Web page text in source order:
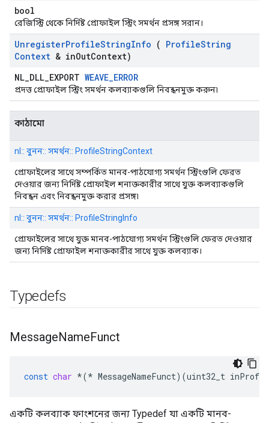
bool
রেজিস্ট্রি থেকে নির্দিষ্ট প্রোফাইল স্ট্রিং সমর্থন প্রসঙ্গ সরান।
UnregisterProfileStringInfo ( ProfileString
Context & inOutContext)
NL_DLL_EXPORT WEAVE_ERROR
প্রদত্ত প্রোফাইল স্ট্রিং সমর্থন কলব্যাকগুলি নিবন্ধনমুক্ত করুন৷
কাঠামো
nl:: বুনন:: সমর্থন:: ProfileStringContext
প্রোফাইলের সাথে সম্পর্কিত মানব-পাঠযোগ্য সমর্থন স্ট্রিংগুলি ফেরত
দেওয়ার জন্য নির্দিষ্ট প্রোফাইল শনাক্তকারীর সাথে যুক্ত কলব্যাকগুলি
নিবন্ধন এবং নিবন্ধনমুক্ত করার প্রসঙ্গ৷
nl:: বুনন:: সমর্থন:: ProfileStringInfo
প্রোফাইলের সাথে যুক্ত মানব-পাঠযোগ্য সমর্থন স্ট্রিংগুলি ফেরত দেওয়ার
জন্য নির্দিষ্ট প্রোফাইল শনাক্তকারীর সাথে যুক্ত কলব্যাক।
Typedefs
MessageNameFunct
const char *(* MessageNameFunct)(uint32_t
একটি কলব্যাক ফাংশনের জন্য Typedef যা একটি মানব-